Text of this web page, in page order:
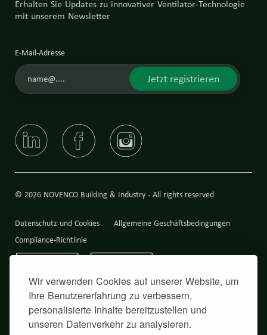
Wir verwenden Cookies auf unserer Website, um
Ihre Benutzererfahrung zu verbessern,
personalisierte Inhalte bereitzustellen und
unseren Datenverkehr zu analysieren.
Erhalten Sie Updates zu innovativer Ventilator-Technologie
mit unserem Newsletter
E-Mail-Adresse
Jetzt registrieren
© 2026 NOVENCO Building & Industry - All rights reserved
Datenschutz und Cookies
Allgemeine Geschäftsbedingungen
Compliance-Richtlinie
Back to top